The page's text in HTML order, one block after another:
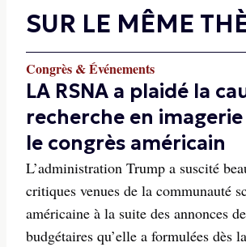
SUR LE MÊME
Congrès & Événements
LA RSNA a plaidé la
recherche en
le congrès américain
L’administration Trump a suscité
critiques venues de la communauté
américaine à la suite des annonces
budgétaires qu’elle a formulées dès